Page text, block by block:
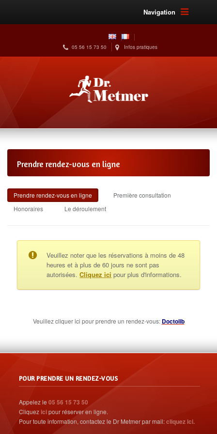
Navigation
05 56 15 73 50 Infos pratiques
Prendre rendez-vous en ligne
Prendre rendez-vous en ligne
Première consultation
Honoraires
Le déroulement
Veuillez noter que les réservations à moins de 48
heures et à plus de 60 jours ne sont pas
autorisées.Cliquez ici pour plus d'informations.
Veuillez cliquer ici pour prendre un rendez-vous: Doctolib
POUR PRENDRE UN RENDEZ-VOUS
Appelez le 05 56 15 73 50
Cliquez icipour réserver en ligne.
Pour toute information, contactez le Dr Metmer par mail:cliquez ici.